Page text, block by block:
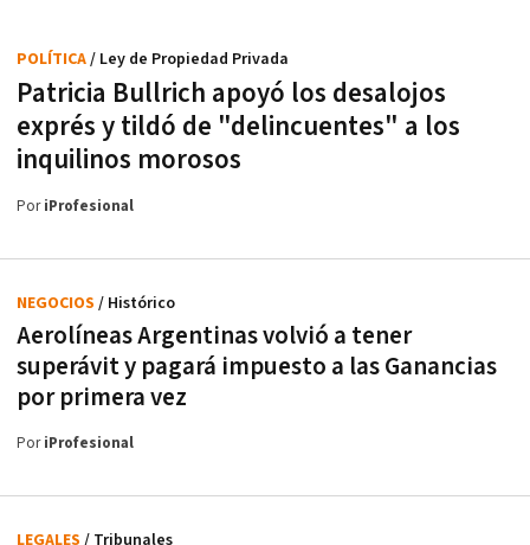
Patricia Bullrich apoyó los desalojos
exprés y tildó de "delincuentes" a los
inquilinos morosos
POLÍTICA/ Ley de Propiedad Privada
PoriProfesional
Aerolíneas Argentinas volvió a tener
superávit y pagará impuesto a las Ganancias
por primera vez
NEGOCIOS / Histórico
PoriProfesional
LEGALES / Tribunales